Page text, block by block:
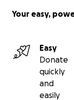
Your easy,
Easy
Donate
quickly
and
easily